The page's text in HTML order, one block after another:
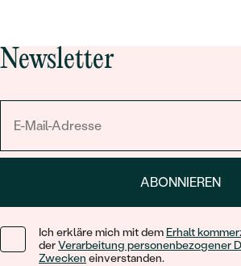
Newsletter
ABONNIEREN
Ich erkläre mich mit dem Erhalt
derVerarbeitung personenbezogener
Zwecken einverstanden.